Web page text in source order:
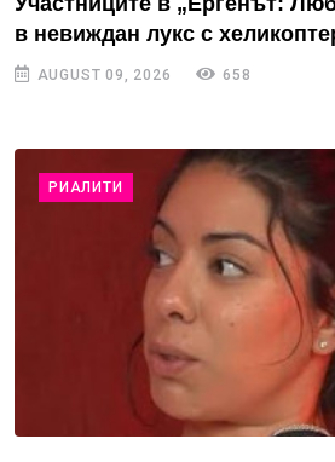
в невиждан лукс с
AUGUST 09, 2026 658
РИАЛИТИ